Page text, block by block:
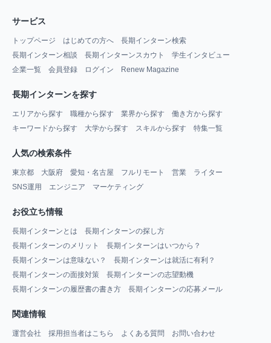
サービス
トップページ はじめての方へ
長期インターン検索
長期インターン相談
長期インターンスカウト
学生インタビュー
企業一覧
会員登録 ログイン Renew Magazine
長期インターンを探す
エリアから探す 職種から探す 業界から探す
働き方から探す
キーワードから探す
大学から探す スキルから探す 特集一覧
人気の検索条件
東京都 大阪府 愛知・名古屋 フルリモート 営業
ライター
SNS運用
エンジニア マーケティング
お役立ち情報
長期インターンとは
長期インターンの探し方
長期インターンのメリット
長期インターンはいつから？
長期インターンは意味ない？
長期インターンは就活に有利？
長期インターンの面接対策
長期インターンの志望動機
長期インターンの履歴書の書き方
長期インターンの応募メール
関連情報
運営会社 採用担当者はこちら よくある質問 お問い合わせ